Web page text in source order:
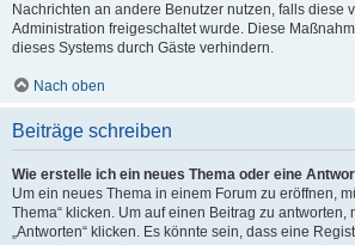
Nachrichten an andere Benutzer nutzen, falls diese
Administration freigeschaltet wurde. Diese
dieses Systems durch Gäste verhindern.
Nach oben
Beiträge schreiben
Wie erstelle ich ein neues Thema oder eine
Um ein neues Thema in einem Forum zu eröffnen,
Thema“ klicken. Um auf einen Beitrag zu antworten,
„Antworten“ klicken. Es könnte sein, dass eine